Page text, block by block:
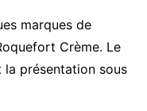
marques de
Crème. Le
présentation sous